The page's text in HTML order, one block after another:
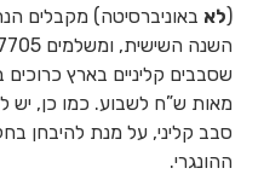
(לא באוניברסיטה) מקבלים
שסבבים קליניים בארץ
מאות ש”ח לשבוע. כמו כן, יש
סבב קליני, על מנת להיבחן
ההונגרי.